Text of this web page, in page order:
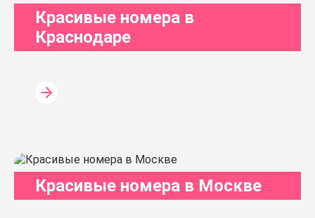
Красивые номера в
Краснодаре
Красивые номера в Москве